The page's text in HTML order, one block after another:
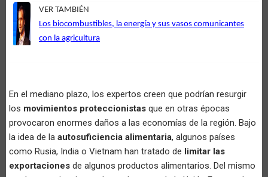
VER TAMBIÉN
Los biocombustibles, la energía y sus vasos comunicantes
con la agricultura
En el mediano plazo, los expertos creen que podrían resurgir
los movimientos proteccionistas que en otras épocas
provocaron enormes daños a las economías de la región. Bajo
la idea de la autosuficiencia alimentaria, algunos países
como Rusia, India o Vietnam han tratado de limitar las
exportaciones de algunos productos alimentarios. Del mismo